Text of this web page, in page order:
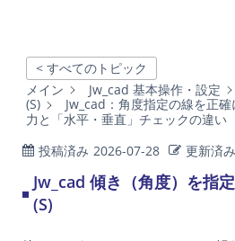
< すべてのトピック
メイン
Jw_cad 基本操作・設定
(S)
Jw_cad：角度指定の線を正
力と「水平・垂直」チェックの違い
投稿済み 2026-07-28 更新済み
Jw_cad 傾き（角度）を指
(S)